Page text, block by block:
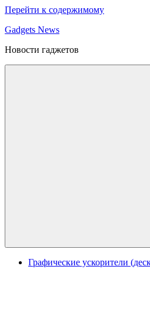
Перейти к содержимому
Gadgets News
Новости гаджетов
Графические ускорители